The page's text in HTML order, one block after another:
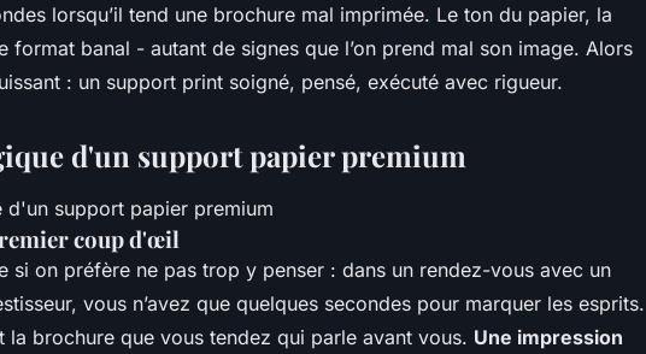
lorsqu’il tend une brochure mal imprimée. Le ton du papier, la
format banal - autant de signes que l’on prend mal son image. Alors
: un support print soigné, pensé, exécuté avec rigueur.
d'un support papier premium
coup d'œil
si on préfère ne pas trop y penser : dans un rendez-vous avec un
vous n’avez que quelques secondes pour marquer les esprits.
la brochure que vous tendez qui parle avant vous. Une impression